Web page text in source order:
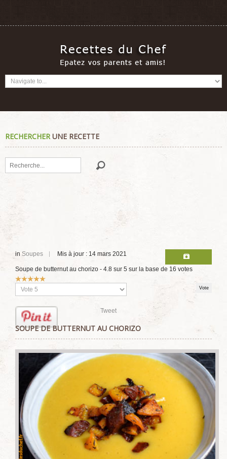
RECHERCHERUNE RECETTE
Rechercher
in Soupes Mis à jour : 14 mars 2021
Soupe de butternut au chorizo - 4.8 sur 5 sur la base de 16 votes
Vote
utilisateur:
Veuillez
voter
Tweet
SOUPE DE BUTTERNUT AU CHORIZO